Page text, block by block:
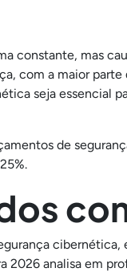
constante, mas
com a maior
seja essencial
de
2026 analisa em